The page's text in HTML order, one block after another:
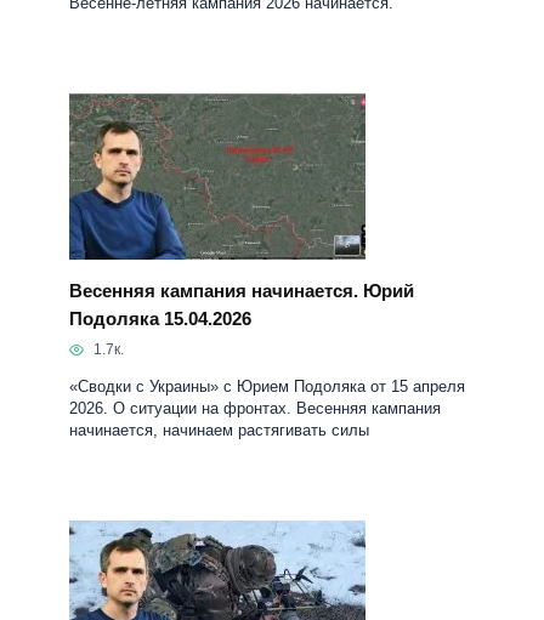
Весенняя кампания начинается. Юрий
Подоляка 15.04.2026
1.7к.
«Сводки с Украины» с Юрием Подоляка от 15 апреля
2026. О ситуации на фронтах. Весенняя кампания
начинается, начинаем растягивать силы